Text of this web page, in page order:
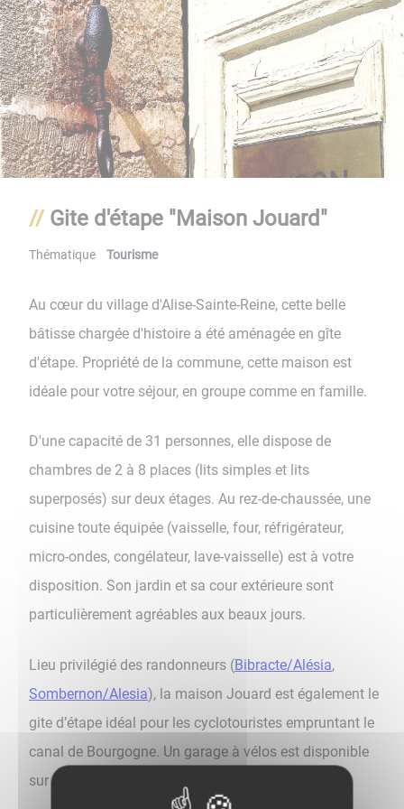
Gite d'étape "Maison Jouard"
Thématique Tourisme
Au cœur du village d'Alise-Sainte-Reine, cette belle
bâtisse chargée d'histoire a été aménagée en gîte
d'étape. Propriété de la commune, cette maison est
idéale pour votre séjour, en groupe comme en famille.
D'une capacité de 31 personnes, elle dispose de
chambres de 2 à 8 places (lits simples et lits
superposés) sur deux étages. Au rez-de-chaussée, une
cuisine toute équipée (vaisselle, four, réfrigérateur,
micro-ondes, congélateur, lave-vaisselle) est à votre
disposition. Son jardin et sa cour extérieure sont
particulièrement agréables aux beaux jours.
Lieu privilégié des randonneurs (Bibracte/Alésia,
Sombernon/Alesia), la maison Jouard est également le
gite d’étape idéal pour les cyclotouristes empruntant le
canal de Bourgogne. Un garage à vélos est disponible
sur simple demande.